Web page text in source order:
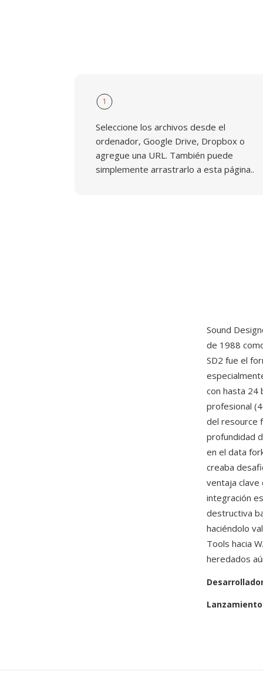
1
Seleccione los archivos desde el
ordenador, Google Drive, Dropbox o
agregue una URL. También puede
simplemente arrastrarlo a esta página..
Sound
de 1988
SD2 fue el
con hasta 24
profesional
del resource
profundidad
en el data
creaba
ventaja clave
integración
destructiva
haciéndolo
Tools hacia
heredados